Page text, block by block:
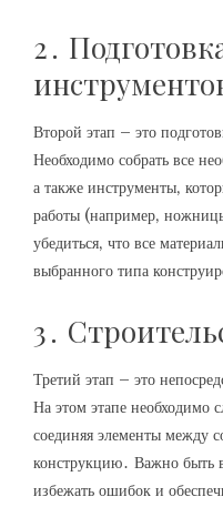
2․
Второй этап – это
Необходимо собрать все
а также инструменты‚
работы (например‚
убедиться‚ что все
выбранного типа
3․
Третий этап – это
На этом этапе необходимо
соединяя элементы между
конструкцию․ Важно быть
избежать ошибок и